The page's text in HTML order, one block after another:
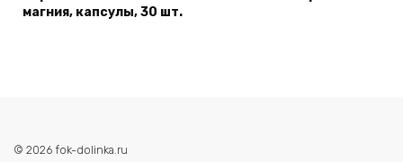
магния, капсулы, 30 шт.
© 2026 fok-dolinka.ru